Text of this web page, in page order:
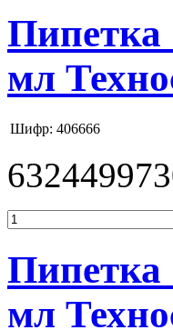
Пипетка
мл
Шифр: 406666
Пипетка
мл